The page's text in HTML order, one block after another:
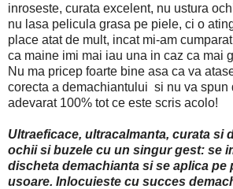
inroseste, curata excelent, nu ustura
nu lasa pelicula grasa pe piele, ci o
place atat de mult, incat mi-am
ca maine imi mai iau una in caz ca mai
Nu ma pricep foarte bine asa ca va
corecta a demachiantului si nu va spun
adevarat 100% tot ce este scris acolo!
Ultraeficace, ultracalmanta, curata si
ochii si buzele cu un singur gest: se
discheta demachianta si se aplica pe
usoare. Inlocuieste cu succes